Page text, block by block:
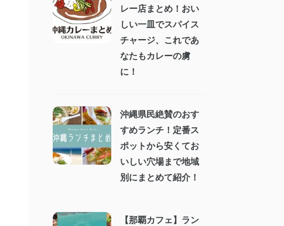
レー店まとめ！おい
しい一皿でスパイス
チャージ、これであ
なたもカレーの虜
に！
沖縄県民絶賛のおす
すめランチ！定番ス
ポットから安くてお
いしい穴場まで地域
別にまとめて紹介！
【那覇カフェ】ラン